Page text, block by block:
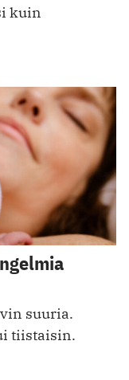
kuin
suuria.
tiistaisin.